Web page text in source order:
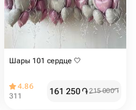
Шары 101 сердце 🤍
4.86
311
161 250֏215 000֏